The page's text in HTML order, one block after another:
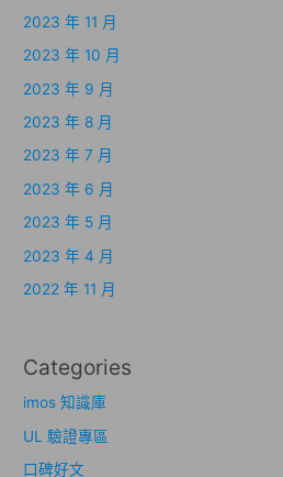
2023 年 11 月
2023 年 10 月
2023 年 9 月
2023 年 8 月
2023 年 7 月
2023 年 6 月
2023 年 5 月
2023 年 4 月
2022 年 11 月
Categories
imos 知識庫
UL 驗證專區
口碑好文